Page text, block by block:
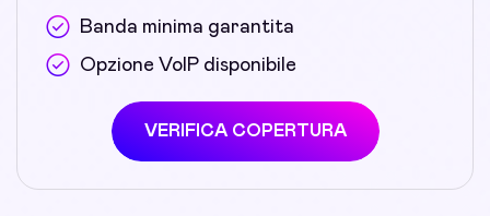
Banda minima garantita
Opzione VoIP disponibile
VERIFICA COPERTURA